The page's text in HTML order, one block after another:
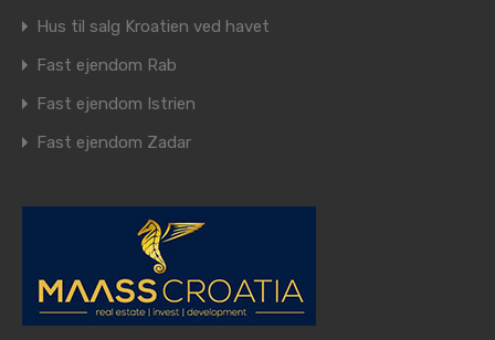
Hus til salg Kroatien ved havet
Fast ejendom Rab
Fast ejendom Istrien
Fast ejendom Zadar